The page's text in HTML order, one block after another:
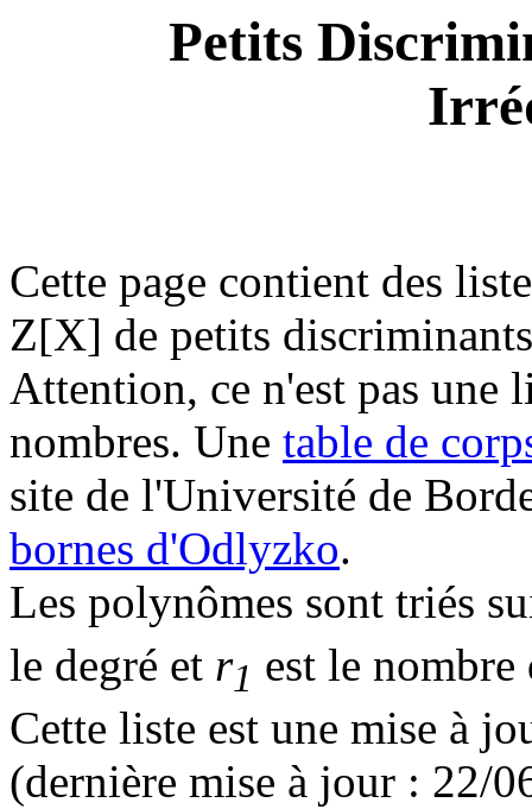
Petits
Cette page contient des
Z[X] de petits
Attention, ce n'est pas une
nombres. Une table de
site de l'Université de
bornes d'Odlyzko.
Les polynômes sont triés
le degré et r1 est le nombre
Cette liste est une mise à
(dernière mise à jour : 22/